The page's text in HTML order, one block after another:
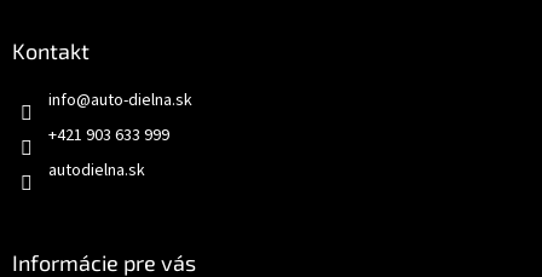
Kontakt
info@auto-dielna.sk
+421 903 633 999
autodielna.sk
Informácie pre vás